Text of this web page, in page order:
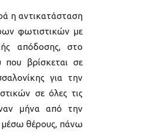
η αντικατάσταση
φωτιστικών με
απόδοσης, στο
που βρίσκεται σε
για την
σε όλες τις
μήνα από την
μέσω θέρους, πάνω